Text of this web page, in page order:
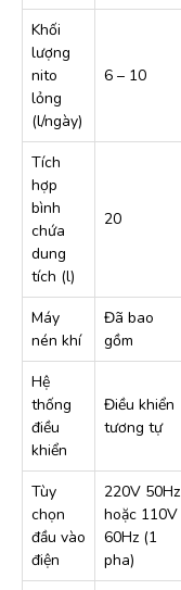
Khối
lượng
nito
lỏng
(l/ngày)
6 – 10
Tích
hợp
bình
chứa
dung
tích (l)
20
Máy
nén khí
Đã bao
gồm
Hệ
thống
điều
khiển
Điều khiển
tương tự
Tùy
chọn
đầu vào
điện
220V 50Hz
hoặc 110V
60Hz (1
pha)